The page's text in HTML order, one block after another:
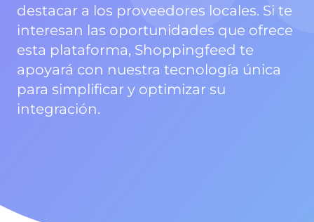
destacar a los proveedores locales. Si te
interesan las oportunidades que ofrece
esta plataforma, Shoppingfeed te
apoyará con nuestra tecnología única
para simplificar y optimizar su
integración.